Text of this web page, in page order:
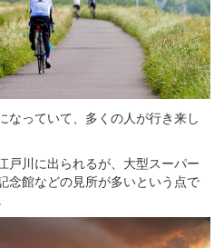
なっていて、多くの人が行き来し
戸川に出られるが、大型スーパー
念館などの見所が多いという点で